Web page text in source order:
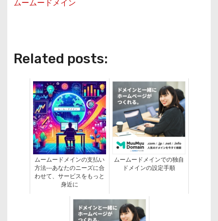
ムームードメイン
Related posts:
ムームードメインの支払い
方法---あなたのニーズに合
わせて、サービスをもっと
身近に
ムームードメインでの独自
ドメインの設定手順